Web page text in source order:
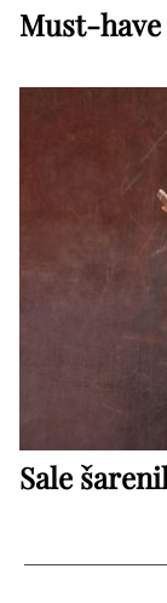
Must-
Sale